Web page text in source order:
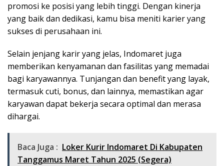
promosi ke posisi yang lebih tinggi. Dengan kinerja
yang baik dan dedikasi, kamu bisa meniti karier yang
sukses di perusahaan ini.
Selain jenjang karir yang jelas, Indomaret juga
memberikan kenyamanan dan fasilitas yang memadai
bagi karyawannya. Tunjangan dan benefit yang layak,
termasuk cuti, bonus, dan lainnya, memastikan agar
karyawan dapat bekerja secara optimal dan merasa
dihargai.
Baca Juga : Loker Kurir Indomaret Di Kabupaten
Tanggamus Maret Tahun 2025 (Segera)